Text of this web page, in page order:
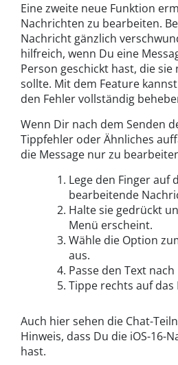
Eine zweite neue Funktion
Nachrichten zu bearbeiten.
Nachricht gänzlich
hilfreich, wenn Du eine
Person geschickt hast, die
sollte. Mit dem Feature
den Fehler vollständig
Wenn Dir nach dem Senden
Tippfehler oder Ähnliches
die Message nur zu
Lege den Finger auf
bearbeitende
Halte sie gedrückt
Menü erscheint.
Wähle die Option
aus.
Passe den Text
Tippe rechts auf das
Auch hier sehen die Chat-
Hinweis, dass Du die iOS-16-
hast.